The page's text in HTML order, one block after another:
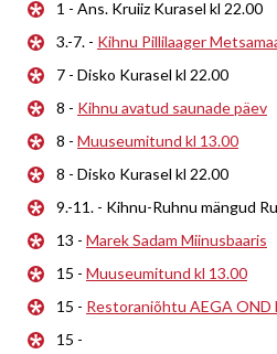
1 - Ans. Kruiiz Kurasel kl 22.00
3.-7. - Kihnu Pillilaager
7 - Disko Kurasel kl 22.00
8 - Kihnu avatud saunade päev
8 - Muuseumitund kl 13.00
8 - Disko Kurasel kl 22.00
9.-11. - Kihnu-Ruhnu mängud
13 - Marek Sadam Miinusbaaris
15 - Muuseumitund kl 13.00
15 - Restoraniõhtu AEGA OND
15 -